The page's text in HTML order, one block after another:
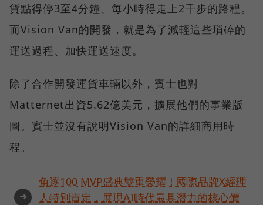
貨點得停3至4分鐘、每小時得走上2千步的路程。
而Vision Van的開發，就是為了減輕這些瑣碎的
運送過程、加快運送速度。
除了合作開發運貨車輛以外，賓士也對
Matternet出資5.62億美元，擴展他們的事業版
圖。賓士並沒有說明Vision Van的詳細商用時
程。
➜
角逐100 MVP盛典雙重榮耀！國際品牌X經理
人特別肯定，展現AI時代最具潛力的核心價